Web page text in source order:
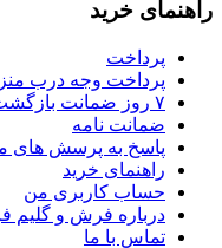
راهنمای خرید
پرداخت
پرداخت وجه درب
۷ روز ضمانت بازگشت
ضمانت نامه
پاسخ به پرسش های
راهنمای خرید
حساب کاربری من
درباره فرش و گلیم
تماس با ما